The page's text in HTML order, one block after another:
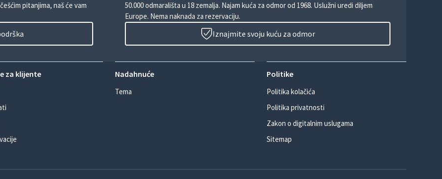
pitanjima, naš će vam
50.000 odmarališta u 18 zemalja. Najam kuća za odmor od 1968. Uslužni uredi diljem
Europe. Nema naknada za rezervaciju.
Iznajmite svoju kuću za odmor
za klijente Nadahnuće
Tema
Politike
Politika kolačića
Politika privatnosti
Zakon o digitalnim uslugama
Sitemap